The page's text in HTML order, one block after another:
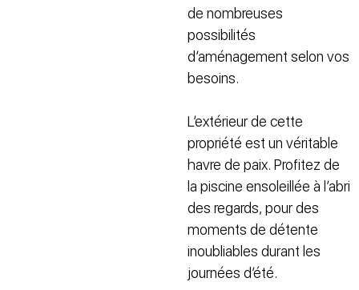
de nombreuses
possibilités
d’aménagement selon vos
besoins.
L’extérieur de cette
propriété est un véritable
havre de paix. Profitez de
la piscine ensoleillée à l’abri
des regards, pour des
moments de détente
inoubliables durant les
journées d’été.